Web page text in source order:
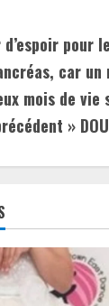
pour
car un
mois de
»